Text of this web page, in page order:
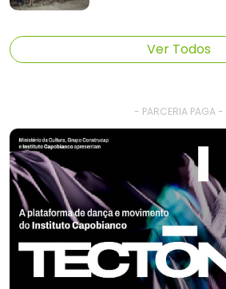
Ver Todos
- PARCERIA PAGA -